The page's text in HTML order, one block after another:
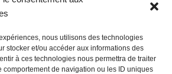
nous utilisons des technologies
stocker et/ou accéder aux informations des
à ces technologies nous permettra de traiter
comportement de navigation ou les ID uniques
à 18h30